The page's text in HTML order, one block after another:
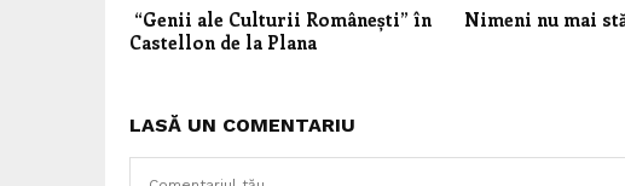
“Genii ale Culturii Românești” în
Castellon de la Plana
Nimeni nu mai
LASĂ UN COMENTARIU